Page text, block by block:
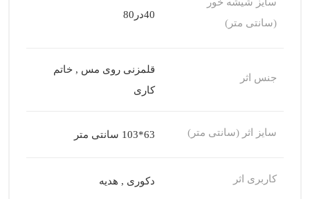
(سانتی متر)
40در80
جنس اثر
قلمزنی روی مس , خاتم
کاری
سایز اثر (سانتی متر) 63*103 سانتی متر
کاربری اثر دکوری , هدیه